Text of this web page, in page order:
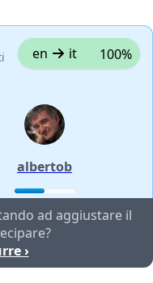
en it 100%
albertob
ad aggiustare il
›